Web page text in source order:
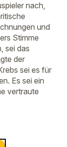
nach,
und
Stimme
sei das
der
sei es für
Es sei ein
vertraute